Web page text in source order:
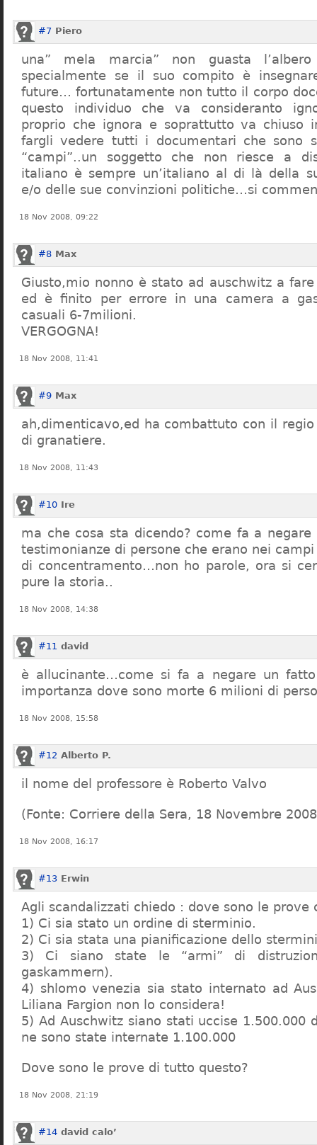
#7 Piero
una” mela marcia” non guasta
specialmente se il suo compito è
future… fortunatamente non tutto il corpo
questo individuo che va consideranto
proprio che ignora e soprattutto va chiuso
fargli vedere tutti i documentari che sono
“campi”..un soggetto che non riesce a
italiano è sempre un’italiano al di là della
e/o delle sue convinzioni politiche…si
18 Nov 2008, 09:22
#8 Max
Giusto,mio nonno è stato ad auschwitz a
ed è finito per errore in una camera a
casuali 6-7milioni.
VERGOGNA!
18 Nov 2008, 11:41
#9 Max
ah,dimenticavo,ed ha combattuto con il
di granatiere.
18 Nov 2008, 11:43
#10 Ire
ma che cosa sta dicendo? come fa a
testimonianze di persone che erano nei campi
di concentramento…non ho parole, ora si
pure la storia..
18 Nov 2008, 14:38
#11 david
è allucinante…come si fa a negare un
importanza dove sono morte 6 milioni di
18 Nov 2008, 15:58
#12 Alberto P.
il nome del professore è Roberto Valvo
(Fonte: Corriere della Sera, 18 Novembre
18 Nov 2008, 16:17
#13 Erwin
Agli scandalizzati chiedo : dove sono le prove
1) Ci sia stato un ordine di sterminio.
2) Ci sia stata una pianificazione dello
3) Ci siano state le “armi” di
gaskammern).
4) shlomo venezia sia stato internato ad
Liliana Fargion non lo considera!
5) Ad Auschwitz siano stati uccise 1.500.000
ne sono state internate 1.100.000
Dove sono le prove di tutto questo?
18 Nov 2008, 21:19
#14 david calo’